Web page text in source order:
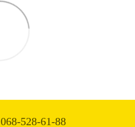
068-528-61-88